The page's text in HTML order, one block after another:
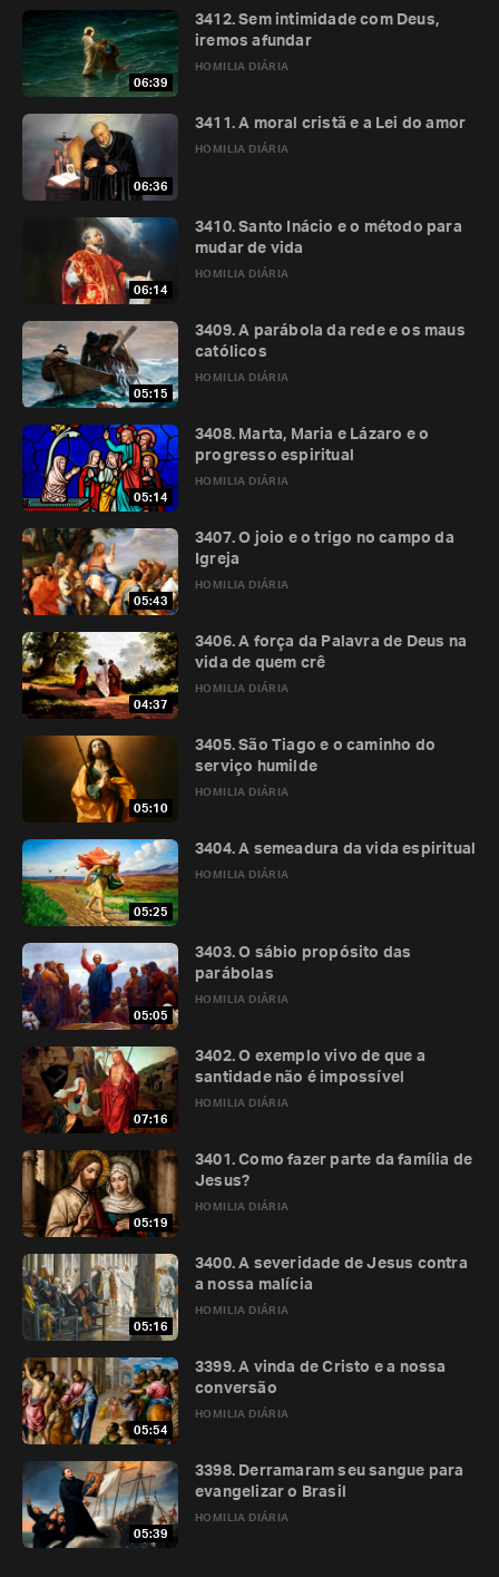
06:39
HOMILIA DIÁRIA
3412. Sem intimidade com Deus,
iremos afundar
06:36
HOMILIA DIÁRIA
3411. A moral cristã e a Lei do amor
06:14
HOMILIA DIÁRIA
3410. Santo Inácio e o método para
mudar de vida
05:15
HOMILIA DIÁRIA
3409. A parábola da rede e os maus
católicos
05:14
HOMILIA DIÁRIA
3408. Marta, Maria e Lázaro e o
progresso espiritual
05:43
HOMILIA DIÁRIA
3407. O joio e o trigo no campo da
Igreja
04:37
HOMILIA DIÁRIA
3406. A força da Palavra de Deus na
vida de quem crê
05:10
HOMILIA DIÁRIA
3405. São Tiago e o caminho do
serviço humilde
05:25
HOMILIA DIÁRIA
3404. A semeadura da vida espiritual
05:05
HOMILIA DIÁRIA
3403. O sábio propósito das
parábolas
07:16
HOMILIA DIÁRIA
3402. O exemplo vivo de que a
santidade não é impossível
05:19
HOMILIA DIÁRIA
3401. Como fazer parte da família de
Jesus?
05:16
HOMILIA DIÁRIA
3400. A severidade de Jesus contra
a nossa malícia
05:54
HOMILIA DIÁRIA
3399. A vinda de Cristo e a nossa
conversão
05:39
HOMILIA DIÁRIA
3398. Derramaram seu sangue para
evangelizar o Brasil